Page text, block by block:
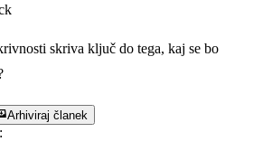
skriva ključ do tega, kaj se bo
Arhiviraj članek
: